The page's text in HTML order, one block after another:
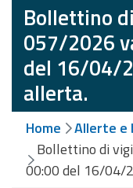
Allerte e
Bollettini
Meteo
Allerte e
Bollettini
Valanghe
Monitoraggio
eventi
Bollettino
057/2026
del 16/04/
allerta.
Home
Allerte
Bollettino di
00:00 del 16/04/